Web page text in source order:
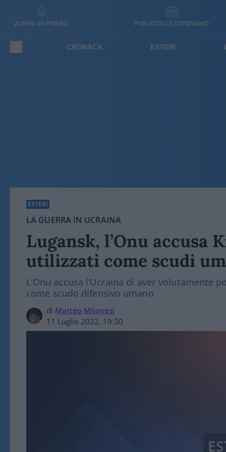
ZUPPA DI PORRO POLITICO QUOTIDIANO
CRONACA ESTERI
ESTERI
LA GUERRA IN UCRAINA
Lugansk, l’Onu accusa
utilizzati come scudi
L’Onu accusa l’Ucraina di aver
come scudo difensivo umano
di Matteo Milanesi
11 Luglio 2022, 19:30